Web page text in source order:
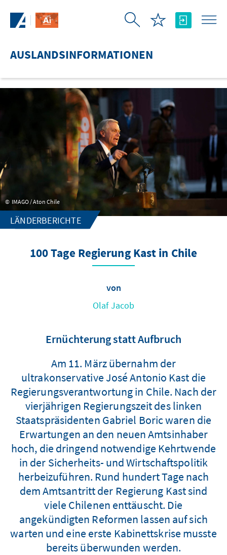
AUSLANDSINFORMATIONEN
IMAGO / Aton Chile
LÄNDERBERICHTE
100 Tage Regierung Kast in Chile
von
Olaf Jacob
Ernüchterung statt Aufbruch
Am 11. März übernahm der
ultrakonservative José Antonio Kast die
Regierungsverantwortung in Chile. Nach der
vierjährigen Regierungszeit des linken
Staatspräsidenten Gabriel Boric waren die
Erwartungen an den neuen Amtsinhaber
hoch, die dringend notwendige Kehrtwende
in der Sicherheits- und Wirtschaftspolitik
herbeizuführen. Rund hundert Tage nach
dem Amtsantritt der Regierung Kast sind
viele Chilenen enttäuscht. Die
angekündigten Reformen lassen auf sich
warten und eine erste Kabinettskrise musste
bereits überwunden werden.